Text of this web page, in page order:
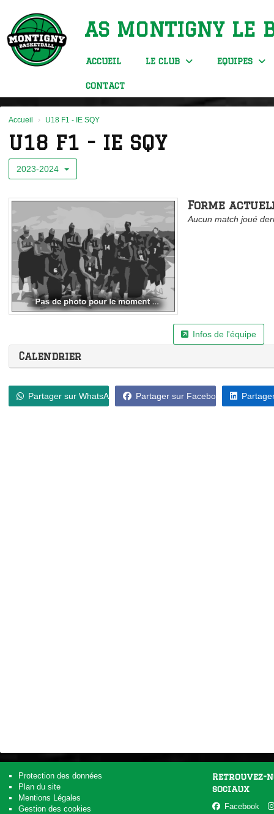
AS MONTIGNY LE
ACCUEIL LE CLUB EQUIPES
CONTACT
Accueil U18 F1 - IE SQY
U18 F1 - IE SQY
2023-2024
Forme
Aucun match joué
Infos de l'équipe
Calendrier
Partager sur WhatsApp Partager sur Facebook
Protection des données
Plan du site
Mentions Légales
Gestion des cookies
Retrouvez-
sociaux
Facebook